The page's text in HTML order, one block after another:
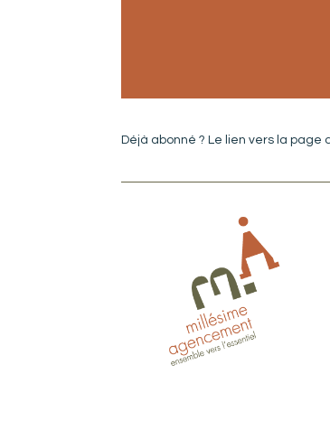
Déjà abonné ? Le lien vers la